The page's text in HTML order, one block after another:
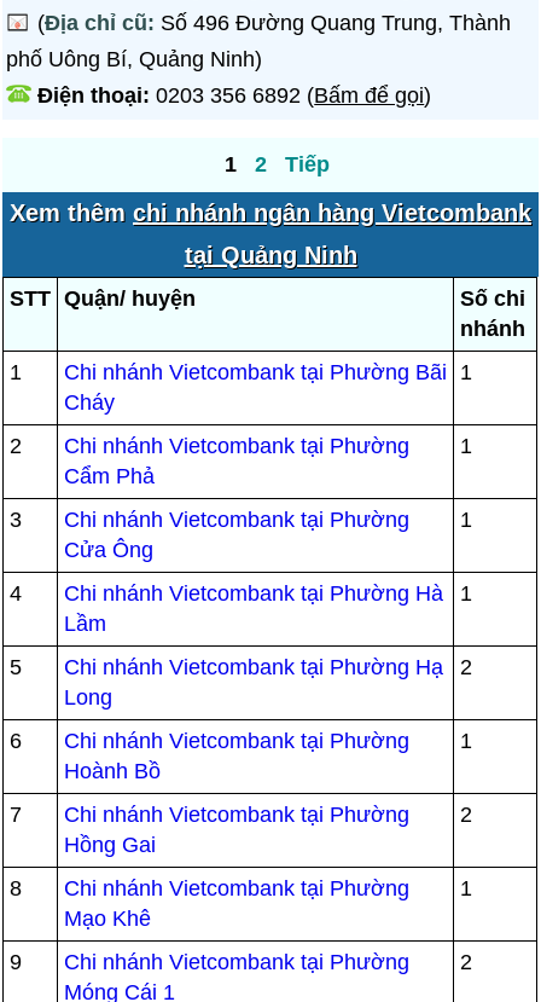
(Địa chỉ cũ: Số 496 Đường Quang Trung, Thành
phố Uông Bí, Quảng Ninh)
Điện thoại:0203 356 6892 (Bấm để gọi)
1 2 Tiếp
Xem thêm chi nhánh ngân hàng Vietcombank
tại Quảng Ninh
STT Quận/ huyện
Số chi
nhánh
1
Chi nhánh Vietcombank tại Phường Bãi
Cháy
1
2
Chi nhánh Vietcombank tại Phường
Cẩm Phả
1
3
Chi nhánh Vietcombank tại Phường
Cửa Ông
1
4
Chi nhánh Vietcombank tại Phường Hà
Lầm
1
5
Chi nhánh Vietcombank tại Phường Hạ
Long
2
6
Chi nhánh Vietcombank tại Phường
Hoành Bồ
1
7
Chi nhánh Vietcombank tại Phường
Hồng Gai
2
8
Chi nhánh Vietcombank tại Phường
Mạo Khê
1
9
Chi nhánh Vietcombank tại Phường
Móng Cái 1
2